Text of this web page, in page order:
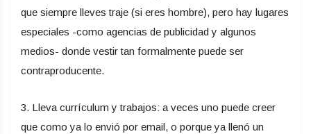
que siempre lleves traje (si eres hombre), pero hay lugares
especiales -como agencias de publicidad y algunos
medios- donde vestir tan formalmente puede ser
contraproducente.
3. Lleva currículum y trabajos: a veces uno puede creer
que como ya lo envió por email, o porque ya llenó un